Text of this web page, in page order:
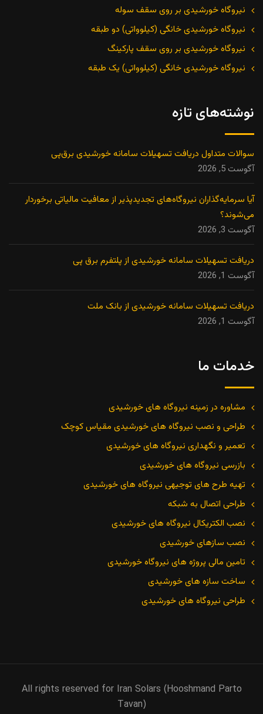
نیروگاه خورشیدی بر روی سقف سوله
نیروگاه خورشیدی خانگی (کیلوواتی) دو طبقه
نیروگاه خورشیدی بر روی سقف پارکینگ
نیروگاه خورشیدی خانگی (کیلوواتی) یک طبقه
نوشته‌های تازه
سوالات متداول دریافت تسهیلات سامانه خورشیدی برق‌پی
آگوست 5, 2026
آیا سرمایه‌گذاران نیروگاه‌های تجدیدپذیر از معافیت مالیاتی برخوردار
می‌شوند؟
آگوست 3, 2026
دریافت تسهیلات سامانه خورشیدی از پلتفرم برق پی
آگوست 1, 2026
دریافت تسهیلات سامانه خورشیدی از بانک ملت
آگوست 1, 2026
خدمات ما
مشاوره در زمینه نیروگاه های خورشیدی
طراحی و نصب نیروگاه های خورشیدی مقیاس کوچک
تعمیر و نگهداری نیروگاه های خورشیدی
بازرسی نیروگاه های خورشیدی
تهیه طرح های توجیهی نیروگاه های خورشیدی
طراحی اتصال به شبکه
نصب الکتریکال نیروگاه های خورشیدی
نصب سازهای خورشیدی
تامین مالی پروژه های نیروگاه خورشیدی
ساخت سازه های خورشیدی
طراحی نیروگاه های خورشیدی
All rights reserved for Iran Solars (Hooshmand Parto
Tavan)